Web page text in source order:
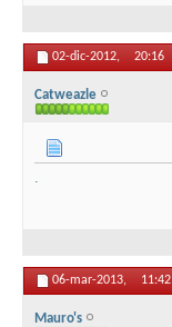
02-dic-2012, 20:16
Catweazle
.
06-mar-2013, 11:42
Mauro's